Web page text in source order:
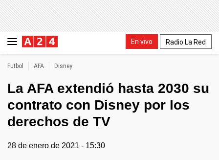
En vivo Radio La Red
Futbol AFA Disney
La AFA extendió hasta 2030 su
contrato con Disney por los
derechos de TV
28 de enero de 2021 - 15:30